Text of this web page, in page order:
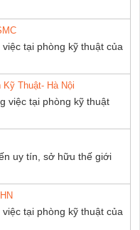
tại phòng kỹ thuật của
Kỹ Thuật- Hà Nội
việc tại phòng kỹ thuật
uy tín, sở hữu thế giới
tại phòng kỹ thuật của